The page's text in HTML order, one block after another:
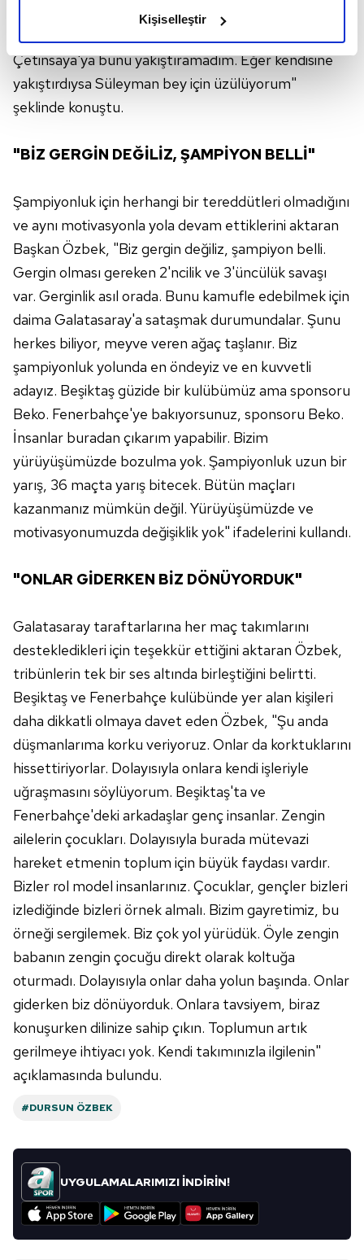
elimizden gelen çabayı gösterdiğimizi ve bu noktada,
kalemimiz olduğunu sizlere hatırlatmak isteriz.
Her halükârda, kullanıcılar, bu çerezlere izin vermedikleri
gösterilmeyecektir."
Sitemizde kendimize ve üçüncü kişilere ait çerezler
kullanılmaktadır. Bu çerezler vasıtasıyla çeşitli kişisel
verileriniz işlenmekte olup gerekli olan çerezler bilgi
toplumu hizmetlerinin sunulması amacıyla
kullanılmaktadır. Diğer çerezler, sitemizin daha işlevsel
kılınması ve kişiselleştirilmesi ve sizlere yönelik
reklam/pazarlama faaliyetlerinin yapılması, amaçlarıyla
sınırlı olarak açık rızanız dahilinde kullanılacaktır.
Çerezlere ilişkin tercihlerinizi aşağıda yer alan panel
vasıtasıyla belirleyebilirsiniz. Çerezlere ilişkin detaylı bilgi
için Ayarlar butonuna tıklayabilir,Çerez Bilgilendirme
Metnimiziziyaret edebilirsiniz.
6698 sayılı Kişisel Verilerin Korunması Kanunu uyarınca
hazırlanmış Aydınlatma Metnimizi okumak ve sitemizde
ilgili mevzuata uygun olarak kullanılan çerezlerle ilgili bilgi
almak için lütfentıklayınız.
Kişiselleştir
güçleri, Galatasaray ile mücadele edemez. Çünkü
Galatasaray, doğrunun ve hakkın yanındadır.
Çetinsaya'ya bunu yakıştıramadım. Eğer kendisine
yakıştırdıysa Süleyman bey için üzülüyorum"
şeklinde konuştu.
"BİZ GERGİN DEĞİLİZ, ŞAMPİYON BELLİ"
Şampiyonluk için herhangi bir tereddütleri olmadığını
ve aynı motivasyonla yola devam ettiklerini aktaran
Başkan Özbek, "Biz gergin değiliz, şampiyon belli.
Gergin olması gereken 2'ncilik ve 3'üncülük savaşı
var. Gerginlik asıl orada. Bunu kamufle edebilmek için
daima Galatasaray'a sataşmak durumundalar. Şunu
herkes biliyor, meyve veren ağaç taşlanır. Biz
şampiyonluk yolunda en öndeyiz ve en kuvvetli
adayız. Beşiktaş güzide bir kulübümüz ama sponsoru
Beko. Fenerbahçe'ye bakıyorsunuz, sponsoru Beko.
İnsanlar buradan çıkarım yapabilir. Bizim
yürüyüşümüzde bozulma yok. Şampiyonluk uzun bir
yarış, 36 maçta yarış bitecek. Bütün maçları
kazanmanız mümkün değil. Yürüyüşümüzde ve
motivasyonumuzda değişiklik yok" ifadelerini kullandı.
"ONLAR GİDERKEN BİZ DÖNÜYORDUK"
Galatasaray taraftarlarına her maç takımlarını
destekledikleri için teşekkür ettiğini aktaran Özbek,
tribünlerin tek bir ses altında birleştiğini belirtti.
Beşiktaş ve Fenerbahçe kulübünde yer alan kişileri
daha dikkatli olmaya davet eden Özbek, "Şu anda
düşmanlarıma korku veriyoruz. Onlar da korktuklarını
hissettiriyorlar. Dolayısıyla onlara kendi işleriyle
uğraşmasını söylüyorum. Beşiktaş'ta ve
Fenerbahçe'deki arkadaşlar genç insanlar. Zengin
ailelerin çocukları. Dolayısıyla burada mütevazi
hareket etmenin toplum için büyük faydası vardır.
Bizler rol model insanlarınız. Çocuklar, gençler bizleri
izlediğinde bizleri örnek almalı. Bizim gayretimiz, bu
örneği sergilemek. Biz çok yol yürüdük. Öyle zengin
babanın zengin çocuğu direkt olarak koltuğa
oturmadı. Dolayısıyla onlar daha yolun başında. Onlar
giderken biz dönüyorduk. Onlara tavsiyem, biraz
konuşurken dilinize sahip çıkın. Toplumun artık
gerilmeye ihtiyacı yok. Kendi takımınızla ilgilenin"
açıklamasında bulundu.
#DURSUN ÖZBEK
UYGULAMALARIMIZI İNDİRİN!